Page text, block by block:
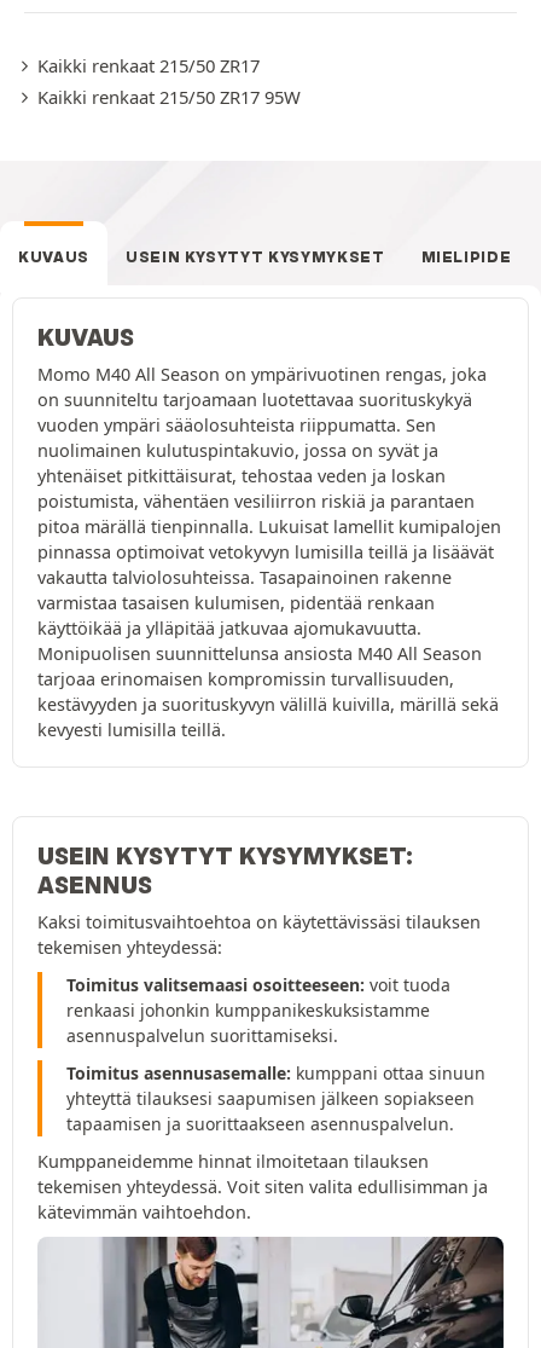
Kaikki renkaat 215/50 ZR17
Kaikki renkaat 215/50 ZR17 95W
KUVAUS USEIN KYSYTYT KYSYMYKSET MIELIPIDE
KUVAUS
Momo M40 All Season on ympärivuotinen rengas, joka
on suunniteltu tarjoamaan luotettavaa suorituskykyä
vuoden ympäri sääolosuhteista riippumatta. Sen
nuolimainen kulutuspintakuvio, jossa on syvät ja
yhtenäiset pitkittäisurat, tehostaa veden ja loskan
poistumista, vähentäen vesiliirron riskiä ja parantaen
pitoa märällä tienpinnalla. Lukuisat lamellit kumipalojen
pinnassa optimoivat vetokyvyn lumisilla teillä ja lisäävät
vakautta talviolosuhteissa. Tasapainoinen rakenne
varmistaa tasaisen kulumisen, pidentää renkaan
käyttöikää ja ylläpitää jatkuvaa ajomukavuutta.
Monipuolisen suunnittelunsa ansiosta M40 All Season
tarjoaa erinomaisen kompromissin turvallisuuden,
kestävyyden ja suorituskyvyn välillä kuivilla, märillä sekä
kevyesti lumisilla teillä.
USEIN KYSYTYT KYSYMYKSET:
ASENNUS
Kaksi toimitusvaihtoehtoa on käytettävissäsi tilauksen
tekemisen yhteydessä:
Toimitus valitsemaasi osoitteeseen: voit tuoda
renkaasi johonkin kumppanikeskuksistamme
asennuspalvelun suorittamiseksi.
Toimitus asennusasemalle: kumppani ottaa sinuun
yhteyttä tilauksesi saapumisen jälkeen sopiakseen
tapaamisen ja suorittaakseen asennuspalvelun.
Kumppaneidemme hinnat ilmoitetaan tilauksen
tekemisen yhteydessä. Voit siten valita edullisimman ja
kätevimmän vaihtoehdon.